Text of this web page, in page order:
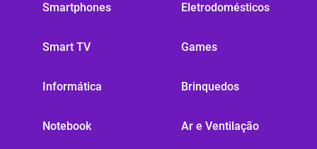
Smartphones
Smart TV
Informática
Notebook
Eletrodomésticos
Games
Brinquedos
Ar e Ventilação